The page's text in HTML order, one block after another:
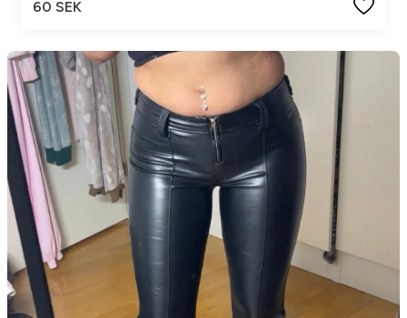
60 SEK